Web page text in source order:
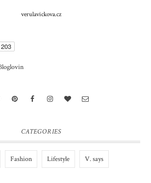
verulavickova.cz
CATEGORIES
Fashion Lifestyle V. says